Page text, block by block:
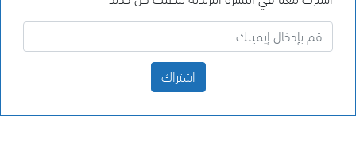
اشتراك